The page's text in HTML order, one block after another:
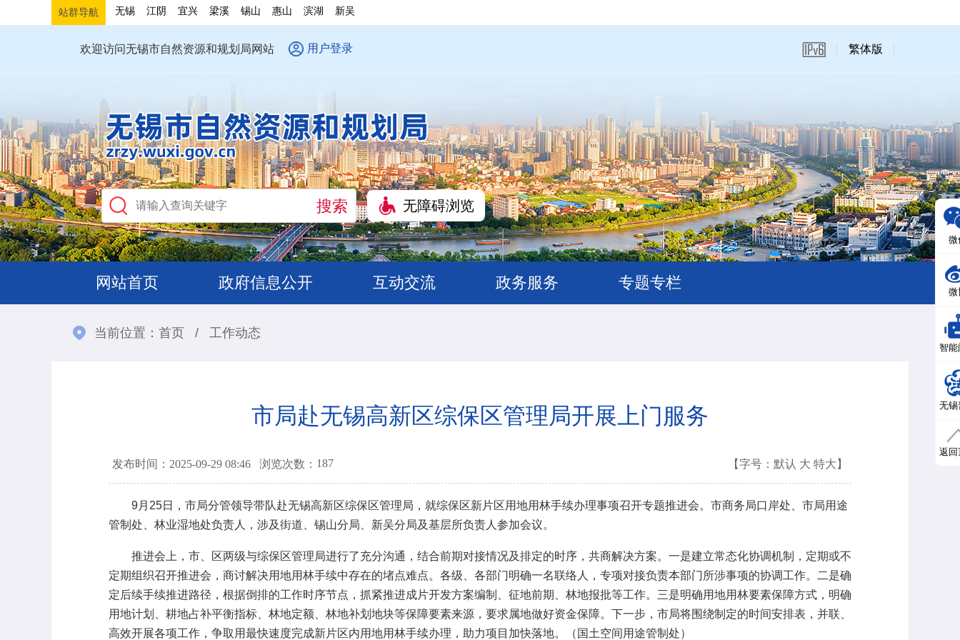
站群导航 无锡 江阴 宜兴 梁溪 锡山 惠山 滨湖 新吴
欢迎访问无锡市自然资源和规划局网站 用户登录 繁体版
无障碍浏览
网站首页 政府信息公开 互动交流 政务服务 专题专栏
当前位置： 首页 / 工作动态
市局赴无锡高新区综保区管理局开展上门服务
发布时间：2025-09-29 08:46 浏览次数： 187 【字号： 默认 大 特大 】
9月25日，市局分管领导带队赴无锡高新区综保区管理局，就综保区新片区用地用林手续办理事项召开专题推进会。市商务局口岸处、市局用途
管制处、林业湿地处负责人，涉及街道、锡山分局、新吴分局及基层所负责人参加会议。
推进会上，市、区两级与综保区管理局进行了充分沟通，结合前期对接情况及排定的时序，共商解决方案。一是建立常态化协调机制，定期或不
定期组织召开推进会，商讨解决用地用林手续中存在的堵点难点。各级、各部门明确一名联络人，专项对接负责本部门所涉事项的协调工作。二是确
定后续手续推进路径，根据倒排的工作时序节点，抓紧推进成片开发方案编制、征地前期、林地报批等工作。三是明确用地用林要素保障方式，明确
用地计划、耕地占补平衡指标、林地定额、林地补划地块等保障要素来源，要求属地做好资金保障。下一步，市局将围绕制定的时间安排表，并联、
高效开展各项工作，争取用最快速度完成新片区内用地用林手续办理，助力项目加快落地。（国土空间用途管制处）
微
微
智能
无锡
返回